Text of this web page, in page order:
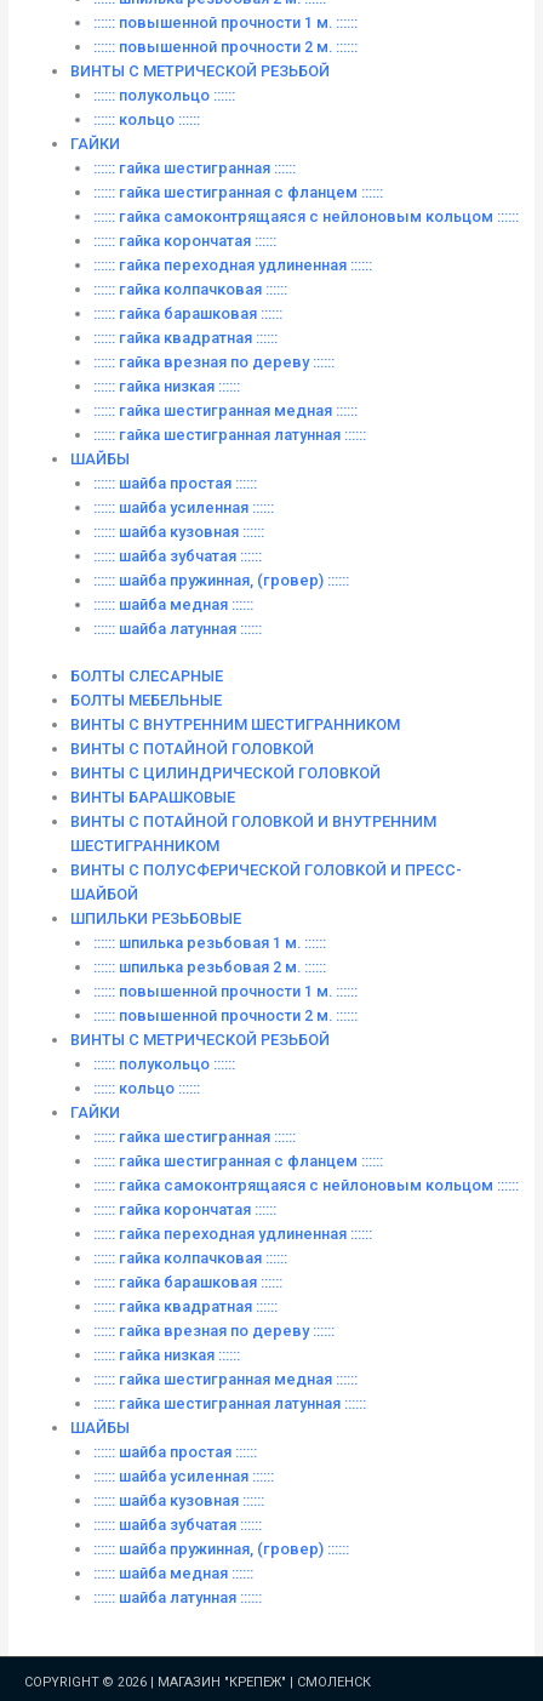
:::::: повышенной прочности 1 м. ::::::
:::::: повышенной прочности 2 м. ::::::
ВИНТЫ C МЕТРИЧЕСКОЙ РЕЗЬБОЙ
:::::: полукольцо ::::::
:::::: кольцо ::::::
ГАЙКИ
:::::: гайка шестигранная ::::::
:::::: гайка шестигранная с фланцем ::::::
:::::: гайка самоконтрящаяся с нейлоновым кольцом ::::::
:::::: гайка корончатая ::::::
:::::: гайка переходная удлиненная ::::::
:::::: гайка колпачковая ::::::
:::::: гайка барашковая ::::::
:::::: гайка квадратная ::::::
:::::: гайка врезная по дереву ::::::
:::::: гайка низкая ::::::
:::::: гайка шестигранная медная ::::::
:::::: гайка шестигранная латунная ::::::
ШАЙБЫ
:::::: шайба простая ::::::
:::::: шайба усиленная ::::::
:::::: шайба кузовная ::::::
:::::: шайба зубчатая ::::::
:::::: шайба пружинная, (гровер) ::::::
:::::: шайба медная ::::::
:::::: шайба латунная ::::::
БОЛТЫ СЛЕСАРНЫЕ
БОЛТЫ МЕБЕЛЬНЫЕ
ВИНТЫ С ВНУТРЕННИМ ШЕСТИГРАННИКОМ
ВИНТЫ С ПОТАЙНОЙ ГОЛОВКОЙ
ВИНТЫ С ЦИЛИНДРИЧЕСКОЙ ГОЛОВКОЙ
ВИНТЫ БАРАШКОВЫЕ
ВИНТЫ С ПОТАЙНОЙ ГОЛОВКОЙ И ВНУТРЕННИМ
ШЕСТИГРАННИКОМ
ВИНТЫ С ПОЛУСФЕРИЧЕСКОЙ ГОЛОВКОЙ И ПРЕСС-
ШАЙБОЙ
ШПИЛЬКИ РЕЗЬБОВЫЕ
:::::: шпилька резьбовая 1 м. ::::::
:::::: шпилька резьбовая 2 м. ::::::
:::::: повышенной прочности 1 м. ::::::
:::::: повышенной прочности 2 м. ::::::
ВИНТЫ C МЕТРИЧЕСКОЙ РЕЗЬБОЙ
:::::: полукольцо ::::::
:::::: кольцо ::::::
ГАЙКИ
:::::: гайка шестигранная ::::::
:::::: гайка шестигранная с фланцем ::::::
:::::: гайка самоконтрящаяся с нейлоновым кольцом ::::::
:::::: гайка корончатая ::::::
:::::: гайка переходная удлиненная ::::::
:::::: гайка колпачковая ::::::
:::::: гайка барашковая ::::::
:::::: гайка квадратная ::::::
:::::: гайка врезная по дереву ::::::
:::::: гайка низкая ::::::
:::::: гайка шестигранная медная ::::::
:::::: гайка шестигранная латунная ::::::
ШАЙБЫ
:::::: шайба простая ::::::
:::::: шайба усиленная ::::::
:::::: шайба кузовная ::::::
:::::: шайба зубчатая ::::::
:::::: шайба пружинная, (гровер) ::::::
:::::: шайба медная ::::::
:::::: шайба латунная ::::::
COPYRIGHT © 2026 | МАГАЗИН "КРЕПЕЖ" | СМОЛЕНСК